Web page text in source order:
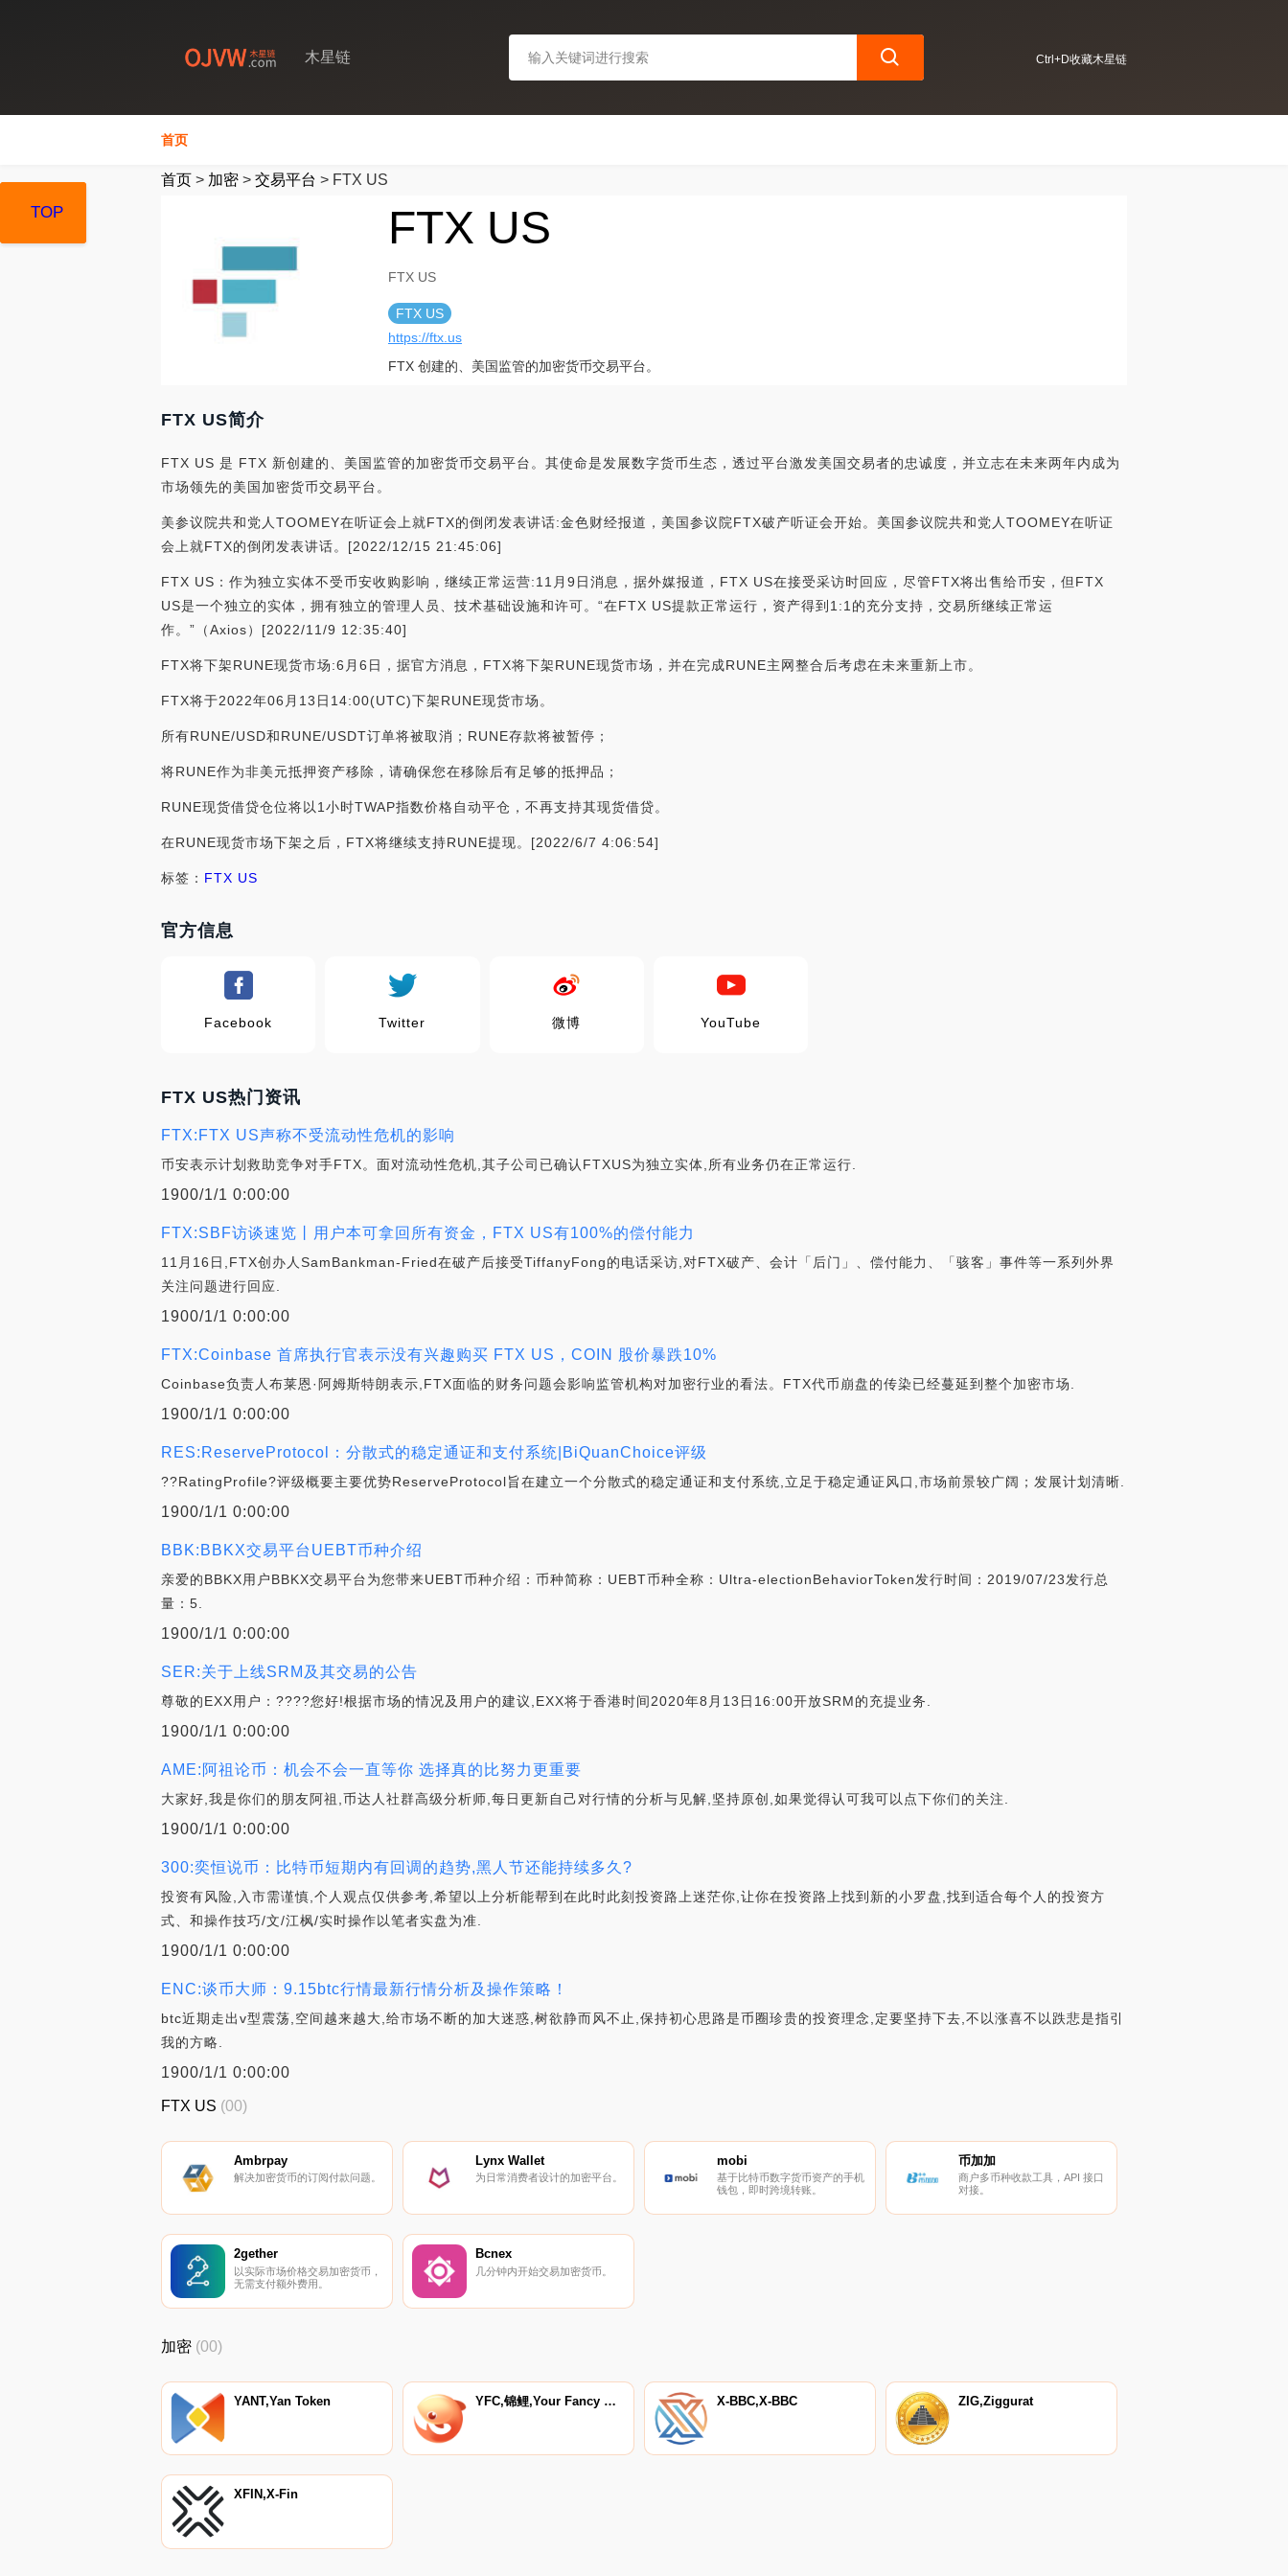
木星链 Ctrl+D收藏木星链
首页
首页 > 加密 > 交易平台 > FTX US
FTX US
FTX US
FTX US
https://ftx.us
FTX 创建的、美国监管的加密货币交易平台。
FTX US简介
FTX US 是 FTX 新创建的、美国监管的加密货币交易平台。其使命是发展数字货币生态，透过平台激发美国交易者的忠诚度，并立志在未来两年内成为
市场领先的美国加密货币交易平台。
美参议院共和党人TOOMEY在听证会上就FTX的倒闭发表讲话:金色财经报道，美国参议院FTX破产听证会开始。美国参议院共和党人TOOMEY在听证
会上就FTX的倒闭发表讲话。[2022/12/15 21:45:06]
FTX US：作为独立实体不受币安收购影响，继续正常运营:11月9日消息，据外媒报道，FTX US在接受采访时回应，尽管FTX将出售给币安，但FTX
US是一个独立的实体，拥有独立的管理人员、技术基础设施和许可。“在FTX US提款正常运行，资产得到1:1的充分支持，交易所继续正常运
作。”（Axios）[2022/11/9 12:35:40]
FTX将下架RUNE现货市场:6月6日，据官方消息，FTX将下架RUNE现货市场，并在完成RUNE主网整合后考虑在未来重新上市。
FTX将于2022年06月13日14:00(UTC)下架RUNE现货市场。
所有RUNE/USD和RUNE/USDT订单将被取消；RUNE存款将被暂停；
将RUNE作为非美元抵押资产移除，请确保您在移除后有足够的抵押品；
RUNE现货借贷仓位将以1小时TWAP指数价格自动平仓，不再支持其现货借贷。
在RUNE现货市场下架之后，FTX将继续支持RUNE提现。[2022/6/7 4:06:54]
标签： FTX US
官方信息
Facebook Twitter 微博 YouTube
FTX US热门资讯
FTX:FTX US声称不受流动性危机的影响
币安表示计划救助竞争对手FTX。面对流动性危机,其子公司已确认FTXUS为独立实体,所有业务仍在正常运行.
1900/1/1 0:00:00
FTX:SBF访谈速览丨用户本可拿回所有资金，FTX US有100%的偿付能力
11月16日,FTX创办人SamBankman-Fried在破产后接受TiffanyFong的电话采访,对FTX破产、会计「后门」、偿付能力、「骇客」事件等一系列外界
关注问题进行回应.
1900/1/1 0:00:00
FTX:Coinbase 首席执行官表示没有兴趣购买 FTX US，COIN 股价暴跌10%
Coinbase负责人布莱恩·阿姆斯特朗表示,FTX面临的财务问题会影响监管机构对加密行业的看法。FTX代币崩盘的传染已经蔓延到整个加密市场.
1900/1/1 0:00:00
RES:ReserveProtocol：分散式的稳定通证和支付系统|BiQuanChoice评级
??RatingProfile?评级概要主要优势ReserveProtocol旨在建立一个分散式的稳定通证和支付系统,立足于稳定通证风口,市场前景较广阔；发展计划清晰.
1900/1/1 0:00:00
BBK:BBKX交易平台UEBT币种介绍
亲爱的BBKX用户BBKX交易平台为您带来UEBT币种介绍：币种简称：UEBT币种全称：Ultra-electionBehaviorToken发行时间：2019/07/23发行总
量：5.
1900/1/1 0:00:00
SER:关于上线SRM及其交易的公告
尊敬的EXX用户：????您好!根据市场的情况及用户的建议,EXX将于香港时间2020年8月13日16:00开放SRM的充提业务.
1900/1/1 0:00:00
AME:阿祖论币：机会不会一直等你 选择真的比努力更重要
大家好,我是你们的朋友阿祖,币达人社群高级分析师,每日更新自己对行情的分析与见解,坚持原创,如果觉得认可我可以点下你们的关注.
1900/1/1 0:00:00
300:奕恒说币：比特币短期内有回调的趋势,黑人节还能持续多久?
投资有风险,入市需谨慎,个人观点仅供参考,希望以上分析能帮到在此时此刻投资路上迷茫你,让你在投资路上找到新的小罗盘,找到适合每个人的投资方
式、和操作技巧/文/江枫/实时操作以笔者实盘为准.
1900/1/1 0:00:00
ENC:谈币大师：9.15btc行情最新行情分析及操作策略！
btc近期走出v型震荡,空间越来越大,给市场不断的加大迷惑,树欲静而风不止,保持初心思路是币圈珍贵的投资理念,定要坚持下去,不以涨喜不以跌悲是指引
我的方略.
1900/1/1 0:00:00
TOP
FTX US (00)
Ambrpay
解决加密货币的订阅付款问题。
Lynx Wallet
为日常消费者设计的加密平台。
mobi
基于比特币数字货币资产的手机
钱包，即时跨境转账。
币加加
商户多币种收款工具，API 接口
对接。
2gether
以实际市场价格交易加密货币，
无需支付额外费用。
Bcnex
几分钟内开始交易加密货币。
TOP
加密 (00)
YANT,Yan Token YFC,锦鲤,Your Fancy Carp X-BBC,X-BBC ZIG,Ziggurat
XFIN,X-Fin
TOP